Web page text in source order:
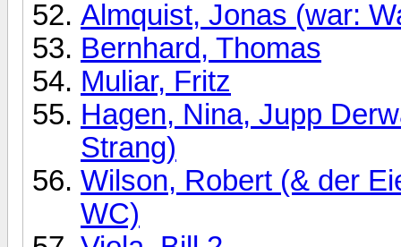
Almquist, Jonas (war:
Bernhard, Thomas
Muliar, Fritz
Hagen, Nina, Jupp
Strang)
Wilson, Robert (& der
WC)